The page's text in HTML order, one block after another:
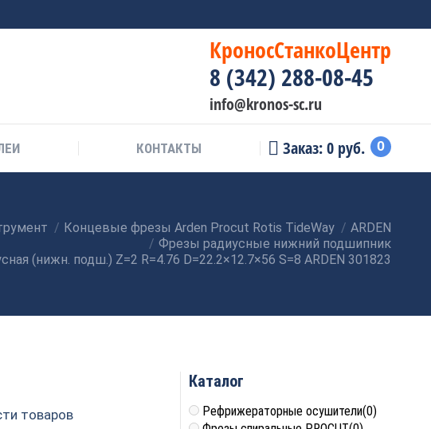
КроносСтанкоЦентр
8 (342) 288-08-45
info@kronos-sc.ru
КОНТАКТЫ Заказ:0 руб. 0
Концевые фрезы Arden Procut Rotis TideWay
ARDEN
Фрезы радиусные нижний подшипник
(нижн. подш.) Z=2 R=4.76 D=22.2×12.7×56 S=8 ARDEN 301823
товаров
Каталог
Рефрижераторные осушители(0)